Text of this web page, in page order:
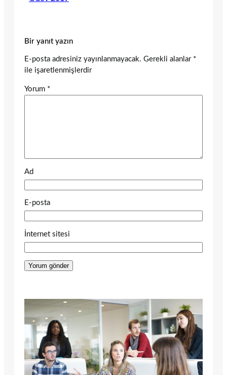
Bir yanıt yazın
E-posta adresiniz yayınlanmayacak. Gerekli alanlar *
ile işaretlenmişlerdir
Yorum *
Ad
E-posta
İnternet sitesi